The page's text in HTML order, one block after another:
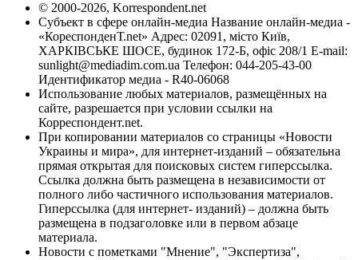
© 2000-2026, Korrespondent.net
Субъект в сфере онлайн-медиа Название онлайн-медиа -
«КореспонденТ.net» Адрес: 02091, місто Київ,
ХАРКІВСЬКЕ ШОСЕ, будинок 172-Б, офіс 208/1 E-mail:
sunlight@mediadim.com.ua Телефон: 044-205-43-00
Идентификатор медиа - R40-06068
Использование любых материалов, размещённых на
сайте, разрешается при условии ссылки на
Корреспондент.net.
При копировании материалов со страницы «Новости
Украины и мира», для интернет-изданий – обязательна
прямая открытая для поисковых систем гиперссылка.
Ссылка должна быть размещена в независимости от
полного либо частичного использования материалов.
Гиперссылка (для интернет- изданий) – должна быть
размещена в подзаголовке или в первом абзаце
материала.
Новости с пометками "Мнение", "Экспертиза",